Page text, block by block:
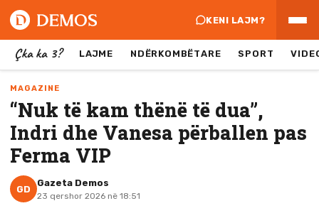
KENI LAJM?
Çka ka 3? LAJME NDËRKOMBËTARE SPORT
MAGAZINE
“Nuk të kam thënë të dua”,
Indri dhe Vanesa përballen pas
Ferma VIP
GD
Gazeta Demos
23 qershor 2026 në 18:51